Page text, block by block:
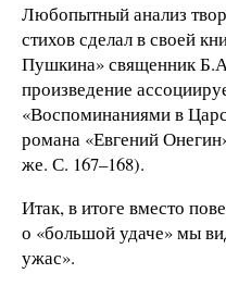
Любопытный анализ
стихов сделал в своей
Пушкина» священник
произведение
«Воспоминаниями в
романа «Евгений
же. С. 167–168).
Итак, в итоге вместо
о «большой удаче» мы
ужас».